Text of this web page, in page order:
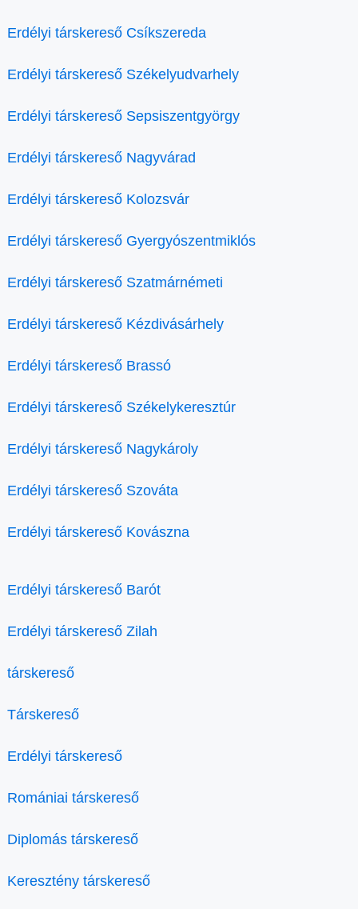
Erdélyi társkereső Csíkszereda
Erdélyi társkereső Székelyudvarhely
Erdélyi társkereső Sepsiszentgyörgy
Erdélyi társkereső Nagyvárad
Erdélyi társkereső Kolozsvár
Erdélyi társkereső Gyergyószentmiklós
Erdélyi társkereső Szatmárnémeti
Erdélyi társkereső Kézdivásárhely
Erdélyi társkereső Brassó
Erdélyi társkereső Székelykeresztúr
Erdélyi társkereső Nagykároly
Erdélyi társkereső Szováta
Erdélyi társkereső Kovászna
Erdélyi társkereső Barót
Erdélyi társkereső Zilah
társkereső
Társkereső
Erdélyi társkereső
Romániai társkereső
Diplomás társkereső
Keresztény társkereső